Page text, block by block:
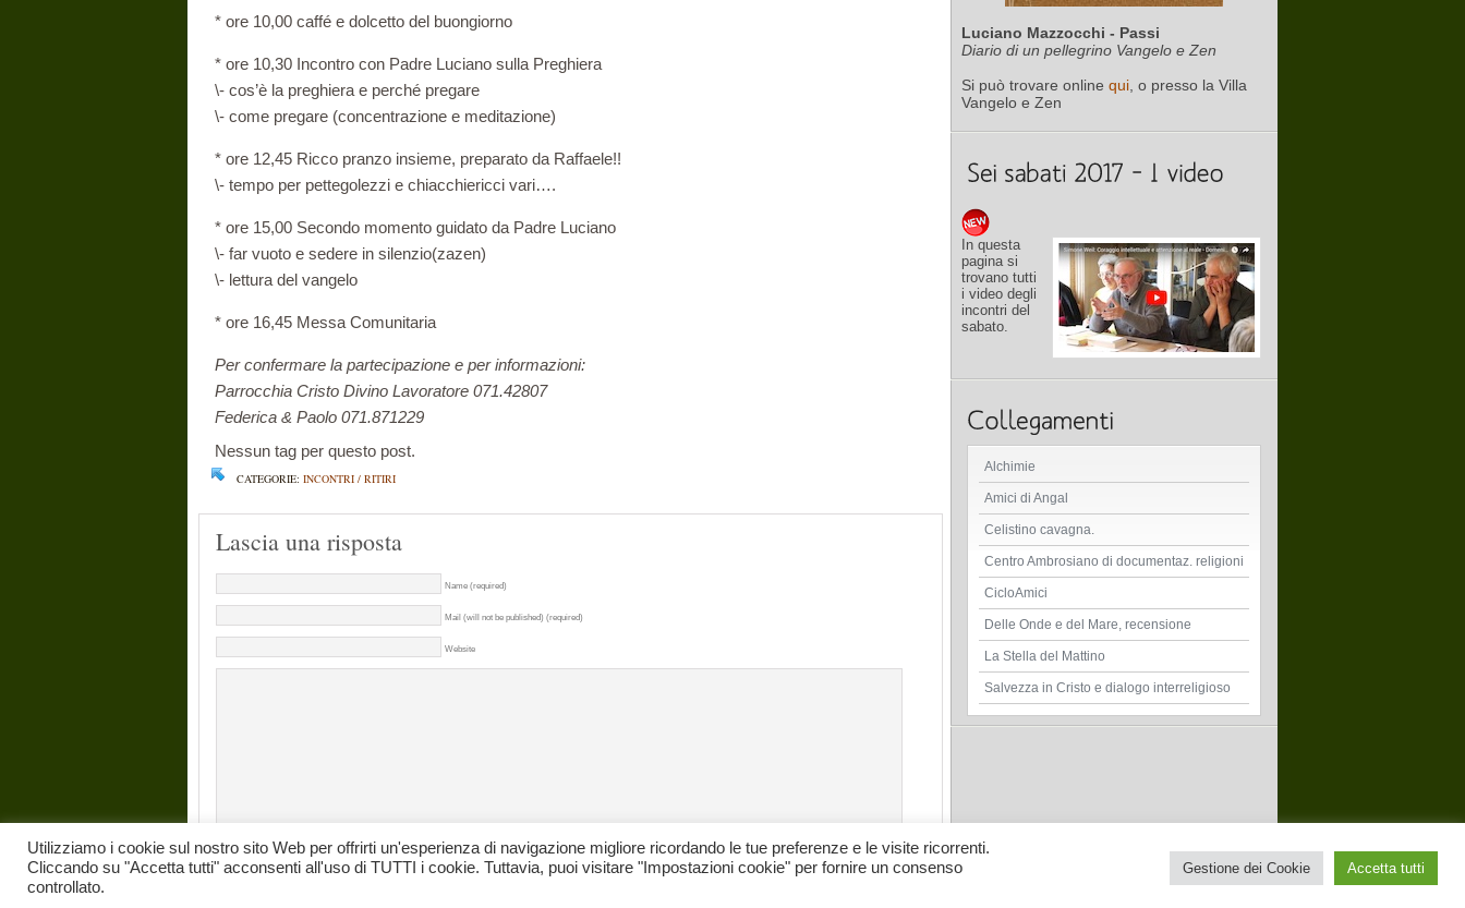
* ore 10,00 caffé e dolcetto del buongiorno
* ore 10,30 Incontro con Padre Luciano sulla Preghiera
\- cos’è la preghiera e perché pregare
\- come pregare (concentrazione e meditazione)
* ore 12,45 Ricco pranzo insieme, preparato da Raffaele!!
\- tempo per pettegolezzi e chiacchiericci vari….
* ore 15,00 Secondo momento guidato da Padre Luciano
\- far vuoto e sedere in silenzio(zazen)
\- lettura del vangelo
* ore 16,45 Messa Comunitaria
Per confermare la partecipazione e per informazioni:
Parrocchia Cristo Divino Lavoratore 071.42807
Federica & Paolo 071.871229
Nessun tag per questo post.
CATEGORIE: INCONTRI / RITIRI
Lascia una risposta
Name (required)
Mail (will not be published) (required)
Website
Luciano Mazzocchi - Passi
Diario di un pellegrino Vangelo e Zen
Si può trovare online qui , o presso la Villa
Vangelo e Zen
In questa
pagina si
trovano tutti
i video degli
incontri del
sabato.
Alchimie
Amici di Angal
Celistino cavagna.
Centro Ambrosiano di documentaz. religioni
CicloAmici
Delle Onde e del Mare, recensione
La Stella del Mattino
Salvezza in Cristo e dialogo interreligioso
Utilizziamo i cookie sul nostro sito Web per offrirti un'esperienza di navigazione migliore ricordando le tue preferenze e le visite ricorrenti.
Cliccando su "Accetta tutti" acconsenti all'uso di TUTTI i cookie. Tuttavia, puoi visitare "Impostazioni cookie" per fornire un consenso
controllato.
Gestione dei Cookie Accetta tutti